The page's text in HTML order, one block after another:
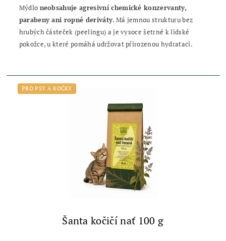
Mýdlo neobsahuje agresivní chemické konzervanty,
parabeny ani ropné deriváty. Má jemnou strukturu bez
hrubých částeček (peelingu) a je vysoce šetrné k lidské
pokožce, u které pomáhá udržovat přirozenou hydrataci.
PRO PSY A KOČKY
Šanta kočičí nať 100 g